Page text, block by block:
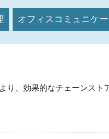
オフィスコミュニケ
、効果的なチェーンス